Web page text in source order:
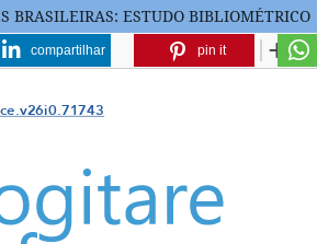
BRASILEIRAS: ESTUDO BIBLIOMÉTRICO
compartilhar pin it